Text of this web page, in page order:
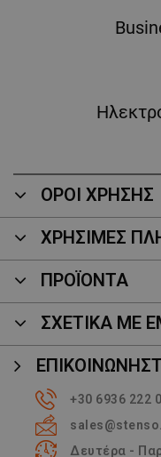
ΟΡΟΙ ΧΡΗΣΗΣ
ΧΡΗΣΙΜΕΣ
ΠΡΟΪΌΝΤΑ
ΣΧΕΤΙΚΑ ΜΕ
+30 6936 222
Δευτέρα -